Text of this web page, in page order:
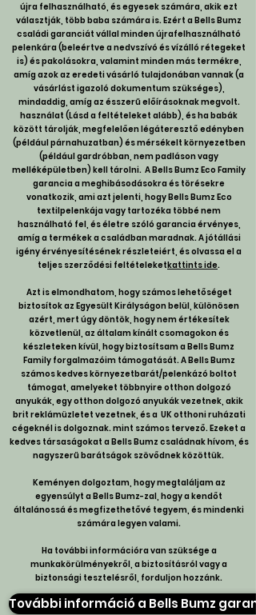
újra felhasználható, és egyesek számára, akik ezt
választják, több baba számára is. Ezért a Bells Bumz
családi garanciát vállal minden újrafelhasználható
pelenkára (beleértve a nedvszívó és vízálló rétegeket
is) és pakolásokra, valamint minden más termékre,
amíg azok az eredeti vásárló tulajdonában vannak (a
vásárlást igazoló dokumentum szükséges),
mindaddig, amíg az ésszerű előírásoknak megvolt.
használat (Lásd a feltételeket alább), és ha babák
között tárolják, megfelelően légáteresztő edényben
(például párnahuzatban) és mérsékelt környezetben
(például gardróbban, nem padláson vagy
melléképületben) kell tárolni. A Bells Bumz Eco Family
garancia a meghibásodásokra és törésekre
vonatkozik, ami azt jelenti, hogy Bells Bumz Eco
textilpelenkája vagy tartozéka többé nem
használható fel, és életre szóló garancia érvényes,
amíg a termékek a családban maradnak. A jótállási
igény érvényesítésének részleteiért, és olvassa el a
teljes szerződési feltételeketkattints ide.
Azt is elmondhatom, hogy számos lehetőséget
biztosítok az Egyesült Királyságon belül, különösen
azért, mert úgy döntök, hogy nem értékesítek
közvetlenül, az általam kínált csomagokon és
készleteken kívül, hogy biztosítsam a Bells Bumz
Family forgalmazóim támogatását. A Bells Bumz
számos kedves környezetbarát/pelenkázó boltot
támogat, amelyeket többnyire otthon dolgozó
anyukák, egy otthon dolgozó anyukák vezetnek, akik
brit reklámüzletet vezetnek, és a UK otthoni ruházati
cégeknél is dolgoznak. mint számos tervező. Ezeket a
kedves társaságokat a Bells Bumz családnak hívom, és
nagyszerű barátságok szövődnek közöttük.
Keményen dolgoztam, hogy megtaláljam az
egyensúlyt a Bells Bumz-zal, hogy a kendőt
általánossá és megfizethetővé tegyem, és mindenki
számára legyen valami.
Ha további információra van szüksége a
munkakörülményekről, a biztosításról vagy a
biztonsági tesztelésről, forduljon hozzánk.
További információ a Bells Bumz